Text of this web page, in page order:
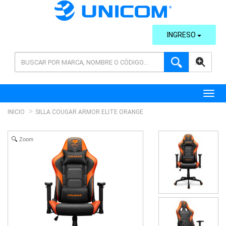
AVANZADA
INGRESO
INICIO SILLA COUGAR ARMOR ELITE ORANGE
Zoom